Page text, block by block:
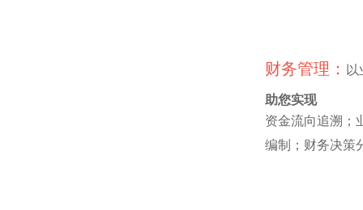
财务管理：
助您实现
资金流向追溯；
编制；财务决策